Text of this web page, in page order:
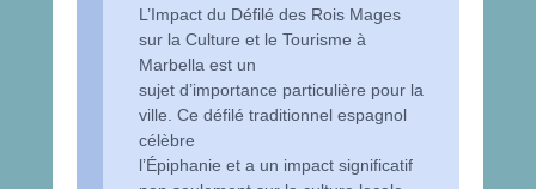
L’Impact du Défilé des Rois Mages
sur la Culture et le Tourisme à
Marbella est un
sujet d’importance particulière pour la
ville. Ce défilé traditionnel espagnol
célèbre
l’Épiphanie et a un impact significatif